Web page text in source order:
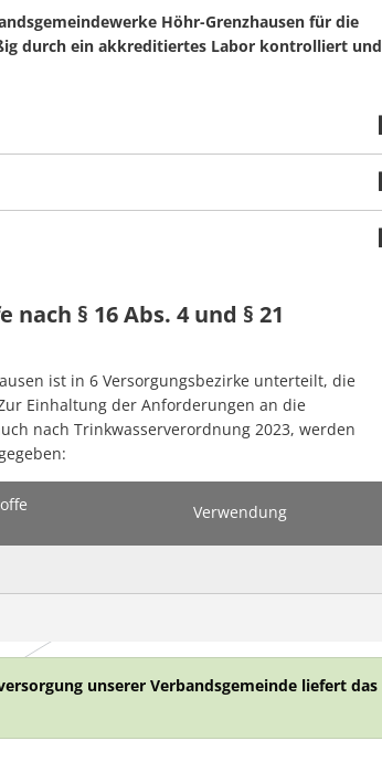
Höhr-Grenzhausen für die
durch ein akkreditiertes Labor kontrolliert und
§ 16 Abs. 4 und § 21
ist in 6 Versorgungsbezirke unterteilt, die
Einhaltung der Anforderungen an die
nach Trinkwasserverordnung 2023, werden
Verwendung
unserer Verbandsgemeinde liefert das